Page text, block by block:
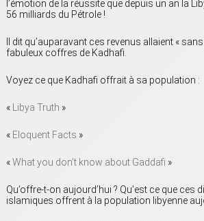
l’émotion de la réussite que depuis un an la
56 milliards du Pétrole !
Il dit qu’auparavant ces revenus allaient «
fabuleux coffres de Kadhafi.
Voyez ce que Kadhafi offrait à sa population :
« Libya Truth »
« Eloquent Facts »
«What you don’t know about Gaddafi »
Qu’offre-t-on aujourd’hui ? Qu’est ce que ces
islamiques offrent à la population libyenne